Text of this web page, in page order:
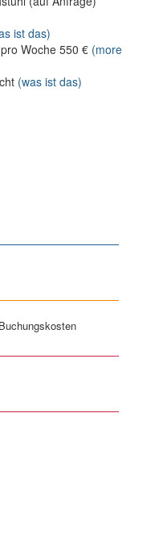
ist das)
Woche 550 € (more
(was ist das)